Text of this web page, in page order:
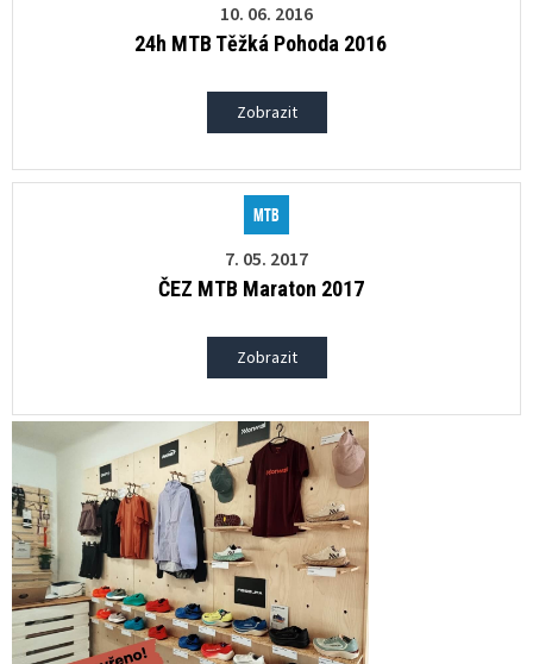
10. 06. 2016
24h MTB Těžká Pohoda 2016
Zobrazit
MTB
7. 05. 2017
ČEZ MTB Maraton 2017
Zobrazit